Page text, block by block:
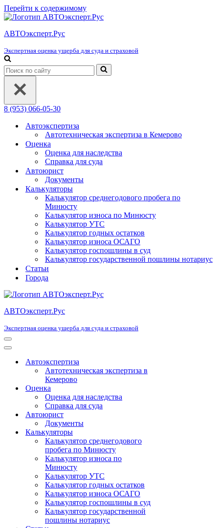
Перейти к содержимому
АВТОэксперт.Рус
Экспертная оценка ущерба для суда и страховой
Искать...
8 (953) 066-05-30
Автоэкспертиза
Автотехническая экспертиза в Кемерово
Оценка
Оценка для наследства
Справка для суда
Автоюрист
Документы
Калькуляторы
Калькулятор среднегодового пробега по
Минюсту
Калькулятор износа по Минюсту
Калькулятор УТС
Калькулятор годных остатков
Калькулятор износа ОСАГО
Калькулятор госпошлины в суд
Калькулятор государственной пошлины нотариус
Статьи
Города
АВТОэксперт.Рус
Экспертная оценка ущерба для суда и страховой
Меню
навигации
Меню
навигацииАвтоэкспертиза
Автотехническая экспертиза в
Кемерово
Оценка
Оценка для наследства
Справка для суда
Автоюрист
Документы
Калькуляторы
Калькулятор среднегодового
пробега по Минюсту
Калькулятор износа по
Минюсту
Калькулятор УТС
Калькулятор годных остатков
Калькулятор износа ОСАГО
Калькулятор госпошлины в суд
Калькулятор государственной
пошлины нотариус